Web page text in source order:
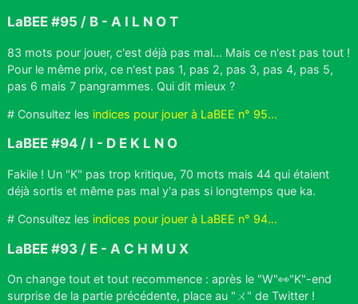
LaBEE #95 / B - A I L N O T
83 mots pour jouer, c'est déjà pas mal... Mais ce n'est pas tout !
Pour le même prix, ce n'est pas 1, pas 2, pas 3, pas 4, pas 5,
pas 6 mais 7 pangrammes. Qui dit mieux ?
# Consultez les indices pour jouer à LaBEE n° 95...
LaBEE #94 / I - D E K L N O
Fakile ! Un "K" pas trop kritique, 70 mots mais 44 qui étaient
déjà sortis et même pas mal y'a pas si longtemps que ka.
# Consultez les indices pour jouer à LaBEE n° 94...
LaBEE #93 / E - A C H M U X
On change tout et tout recommence : après le "W"👀"K"-end
surprise de la partie précédente, place au "ㄨ" de Twitter !